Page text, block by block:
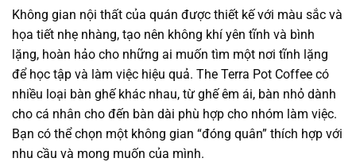
Không gian nội thất của quán được thiết kế với màu sắc và
họa tiết nhẹ nhàng, tạo nên không khí yên tĩnh và bình
lặng, hoàn hảo cho những ai muốn tìm một nơi tĩnh lặng
để học tập và làm việc hiệu quả. The Terra Pot Coffee có
nhiều loại bàn ghế khác nhau, từ ghế êm ái, bàn nhỏ dành
cho cá nhân cho đến bàn dài phù hợp cho nhóm làm việc.
Bạn có thể chọn một không gian “đóng quân” thích hợp với
nhu cầu và mong muốn của mình.